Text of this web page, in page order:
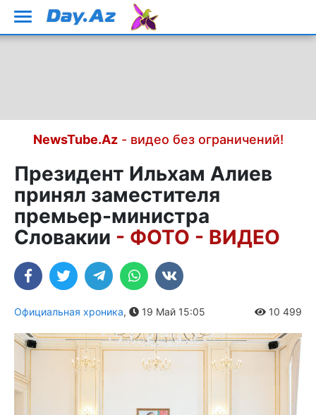
NewsTube.Az- видео без ограничений!
Президент Ильхам Алиев
принял заместителя
премьер-министра
Словакии - ФОТО - ВИДЕО
Официальная хроника, 19 Май 15:05 10 499